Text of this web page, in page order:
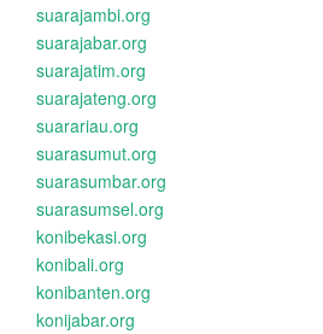
suarajambi.org
suarajabar.org
suarajatim.org
suarajateng.org
suarariau.org
suarasumut.org
suarasumbar.org
suarasumsel.org
konibekasi.org
konibali.org
konibanten.org
konijabar.org